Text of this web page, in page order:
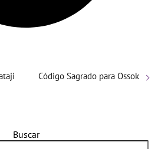
Código Sagrado para Ossok
Buscar